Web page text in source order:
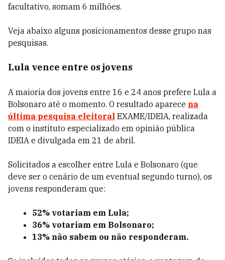
facultativo, somam 6 milhões.
Veja abaixo alguns posicionamentos desse grupo nas
pesquisas.
Lula vence entre os jovens
A maioria dos jovens entre 16 e 24 anos prefere Lula a
Bolsonaro até o momento. O resultado aparece na
última pesquisa eleitoral EXAME/IDEIA, realizada
com o instituto especializado em opinião pública
IDEIA e divulgada em 21 de abril.
Solicitados a escolher entre Lula e Bolsonaro (que
deve ser o cenário de um eventual segundo turno), os
jovens responderam que:
52% votariam em Lula;
36% votariam em Bolsonaro;
13% não sabem ou não responderam.